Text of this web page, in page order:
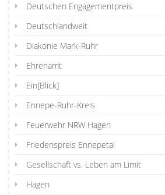
Deutschen Engagementpreis
Deutschlandweit
Diakonie Mark-Ruhr
Ehrenamt
Ein[Blick]
Ennepe-Ruhr-Kreis
Feuerwehr NRW Hagen
Friedenspreis Ennepetal
Gesellschaft vs. Leben am Limit
Hagen